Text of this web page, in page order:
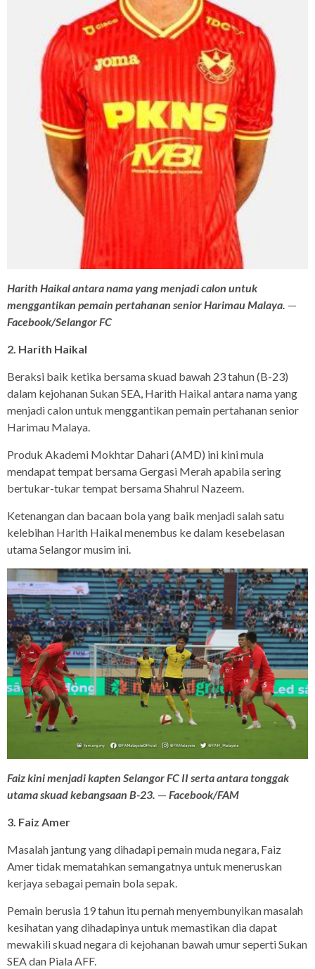
Harith Haikal antara nama yang menjadi calon untuk
menggantikan pemain pertahanan senior Harimau Malaya. —
Facebook/Selangor FC
2. Harith Haikal
Beraksi baik ketika bersama skuad bawah 23 tahun (B-23)
dalam kejohanan Sukan SEA, Harith Haikal antara nama yang
menjadi calon untuk menggantikan pemain pertahanan senior
Harimau Malaya.
Produk Akademi Mokhtar Dahari (AMD) ini kini mula
mendapat tempat bersama Gergasi Merah apabila sering
bertukar-tukar tempat bersama Shahrul Nazeem.
Ketenangan dan bacaan bola yang baik menjadi salah satu
kelebihan Harith Haikal menembus ke dalam kesebelasan
utama Selangor musim ini.
Faiz kini menjadi kapten Selangor FC II serta antara tonggak
utama skuad kebangsaan B-23. — Facebook/FAM
3. Faiz Amer
Masalah jantung yang dihadapi pemain muda negara, Faiz
Amer tidak mematahkan semangatnya untuk meneruskan
kerjaya sebagai pemain bola sepak.
Pemain berusia 19 tahun itu pernah menyembunyikan masalah
kesihatan yang dihadapinya untuk memastikan dia dapat
mewakili skuad negara di kejohanan bawah umur seperti Sukan
SEA dan Piala AFF.